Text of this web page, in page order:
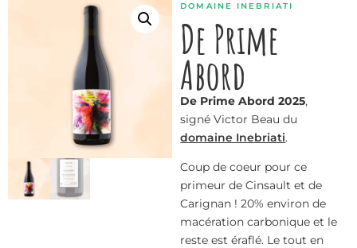
LE VERGER
IDÉES CADEAUX
NOS VIGNERON.NE.S
DOMAINE INEBRIATI
De Prime
Abord
De Prime Abord 2025,
signé Victor Beau du
domaine Inebriati.
Coup de coeur pour ce
primeur de Cinsault et de
Carignan ! 20% environ de
macération carbonique et le
reste est éraflé. Le tout en